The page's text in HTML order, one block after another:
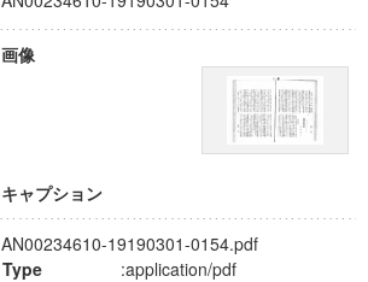
画像
キャプション
AN00234610-19190301-0154.pdf
Type
:application/pdf